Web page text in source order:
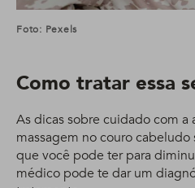
Foto: Pexels
Como tratar essa
As dicas sobre cuidado com a
massagem no couro cabeludo
que você pode ter para
médico pode te dar um